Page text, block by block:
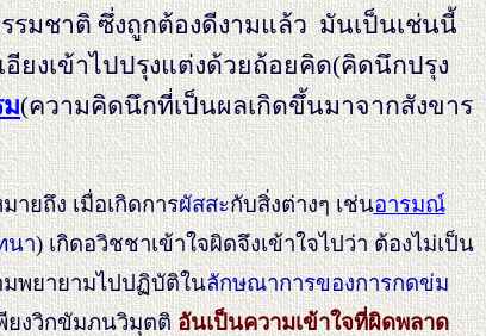
รมชาติ ซึ่งถูกต้องดีงามแล้ว มันเป็นเช่นนี้
อียงเข้าไปปรุงแต่งด้วยถ้อยคิด(คิดนึกปรุง
ม(ความคิดนึกที่เป็นผลเกิดขึ้นมาจากสังขาร
ยถึง เมื่อเกิดการผัสสะกับสิ่งต่างๆ เช่นอารมณ์
นา) เกิดอวิชชาเข้าใจผิดจึงเข้าใจไปว่า ต้องไม่เป็น
พยายามไปปฏิบัติในลักษณาการของการกดข่ม
ยงวิกขัมภนวิมุตติ อันเป็นความเข้าใจที่ผิดพลาด